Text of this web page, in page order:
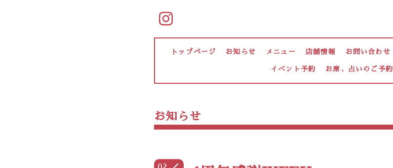
トップページ お知らせ メニュー 店舗情報 お問い合わせ
イベント予約 お席、占いのご予約
お知らせ